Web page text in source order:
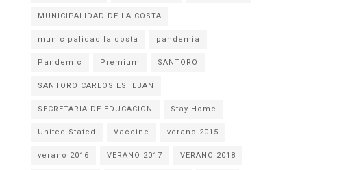
MUNICIPALIDAD DE LA COSTA
municipalidad la costa
pandemia
Pandemic
Premium
SANTORO
SANTORO CARLOS ESTEBAN
SECRETARIA DE EDUCACION
Stay Home
United Stated
Vaccine
verano 2015
verano 2016
VERANO 2017
VERANO 2018